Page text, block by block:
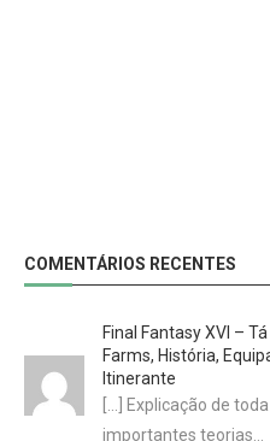
COMENTÁRIOS RECENTES
Final Fantasy XVI –
Farms, História,
Itinerante
[…] Explicação de
importantes teorias…